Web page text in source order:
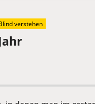
verstehen